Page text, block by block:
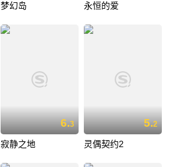
梦幻岛 永恒的爱
6.3
寂静之地
5.2
灵偶契约2